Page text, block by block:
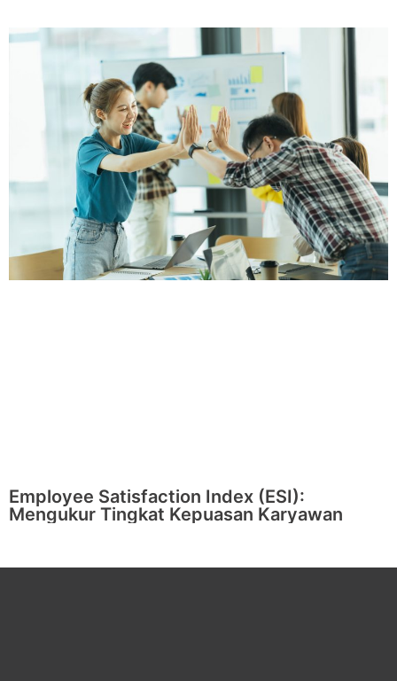
Employee Satisfaction Index (ESI):
Mengukur Tingkat Kepuasan Karyawan